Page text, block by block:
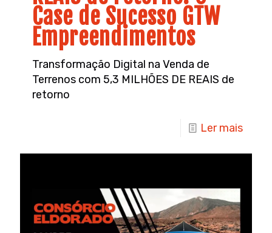
Case de Sucesso GTW
Empreendimentos
Transformação Digital na Venda de
Terrenos com 5,3 MILHÕES DE REAIS de
retorno
Ler mais